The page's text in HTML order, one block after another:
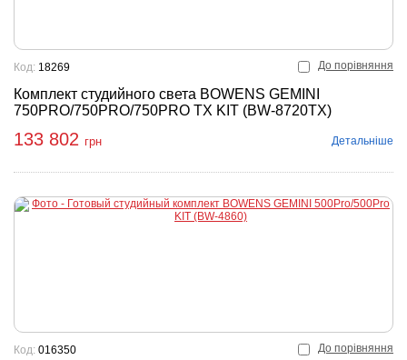
До порівняння
Комплект студийного света BOWENS GEMINI
750PRO/750PRO/750PRO TX KIT (BW-8720TX)
Код: 18269
133 802 грн Детальніше
До порівняння
Код: 016350